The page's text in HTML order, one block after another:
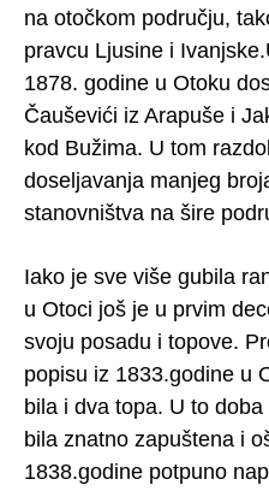
na otočkom području,
pravcu Ljusine i
1878. godine u Otoku
Čauševići iz Arapuše i
kod Bužima. U tom
doseljavanja manjeg
stanovništva na šire
Iako je sve više gubila
u Otoci još je u prvim
svoju posadu i topove.
popisu iz 1833.godine u
bila i dva topa. U to
bila znatno zapuštena i
1838.godine potpuno